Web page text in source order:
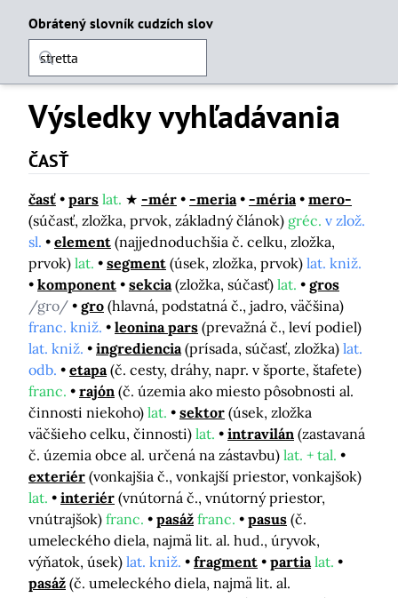
Obrátený slovník cudzích slov
Výsledky vyhľadávania
ČASŤ
časť pars lat. -mér -meria -méria
mero-
(súčasť, zložka, prvok, základný článok) gréc. v zlož.
sl.
element (najjednoduchšia č. celku, zložka,
prvok) lat. segment (úsek, zložka, prvok) lat. kniž.
komponent
sekcia (zložka, súčasť) lat.
gros
/gro/
gro (hlavná, podstatná č., jadro, väčšina)
franc. kniž.
leonina pars (prevažná č., leví podiel)
lat. kniž.
ingrediencia (prísada, súčasť, zložka) lat.
odb.
etapa (č. cesty, dráhy, napr. v športe, štafete)
franc.
rajón (č. územia ako miesto pôsobnosti al.
činnosti niekoho) lat. sektor (úsek, zložka
väčšieho celku, činnosti) lat. intravilán (zastavaná
č. územia obce al. určená na zástavbu) lat. + tal.
exteriér (vonkajšia č., vonkajší priestor, vonkajšok)
lat.
interiér (vnútorná č., vnútorný priestor,
vnútrajšok) franc. pasáž franc. pasus (č.
umeleckého diela, najmä lit. al. hud., úryvok,
výňatok, úsek) lat. kniž. fragment partia lat.
pasáž (č. umeleckého diela, najmä lit. al.